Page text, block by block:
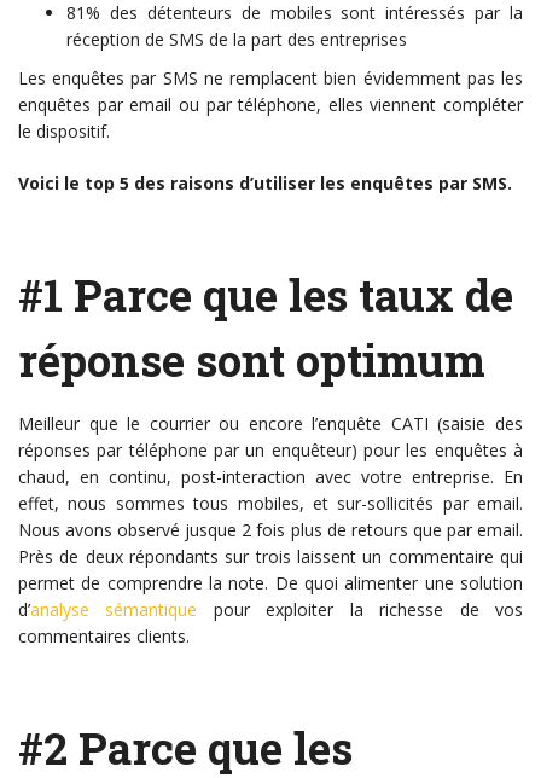
81% des détenteurs de mobiles sont intéressés par la
réception de SMS de la part des entreprises
Les enquêtes par SMS ne remplacent bien évidemment pas les
enquêtes par email ou par téléphone, elles viennent compléter
le dispositif.
Voici le top 5 des raisons d’utiliser les enquêtes par SMS.
#1 Parce que les taux de
réponse sont optimum
Meilleur que le courrier ou encore l’enquête CATI (saisie des
réponses par téléphone par un enquêteur) pour les enquêtes à
chaud, en continu, post-interaction avec votre entreprise. En
effet, nous sommes tous mobiles, et sur-sollicités par email.
Nous avons observé jusque 2 fois plus de retours que par email.
Près de deux répondants sur trois laissent un commentaire qui
permet de comprendre la note. De quoi alimenter une solution
d’analyse sémantique pour exploiter la richesse de vos
commentaires clients.
#2 Parce que les